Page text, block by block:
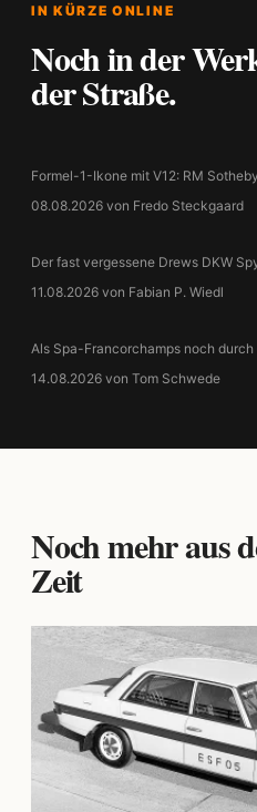
IN KÜRZE ONLINE
Noch in der
der Straße.
Formel-1-Ikone mit V12: RM
08.08.2026 von Fredo Steckgaard
Der fast vergessene Drews DKW
11.08.2026 von Fabian P. Wiedl
Als Spa-Francorchamps noch
14.08.2026 von Tom Schwede
Noch mehr aus
Zeit